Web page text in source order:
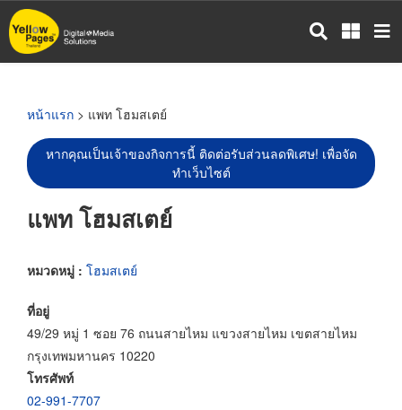
ข้าม
ไป
หน้าแรก > แพท โฮมสเตย์
หากคุณเป็นเจ้าของกิจการนี้ ติดต่อรับส่วนลดพิเศษ! เพื่อจัด
ทำเว็บไซต์
แพท โฮมสเตย์
หมวดหมู่ : โฮมสเตย์
ที่อยู่
49/29 หมู่ 1 ซอย 76 ถนนสายไหม แขวงสายไหม เขตสายไหม
กรุงเทพมหานคร 10220
โทรศัพท์
02-991-7707